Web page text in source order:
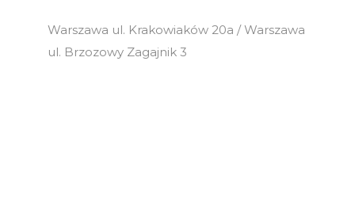
Warszawa ul. Krakowiaków 20a / Warszawa
ul. Brzozowy Zagajnik 3